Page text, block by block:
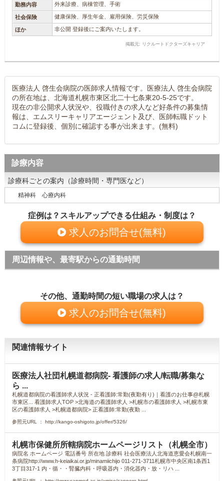
勤務内容 外来診療、病棟管理、手術
社会保険 健康保険、厚生年金、雇用保険、労災保険
ほか 非公開 登録後にご案内いたします。
掲載元: リクルートドクターズキャリア
医療法人 啓生会病院の医師求人情報です。医療法人 啓生会病院
の所在地は、北海道札幌市東区北二十七条東20-5-25です。
現在の非公開求人状況や、役職付きの求人など好条件の募集情
報は、エムスリーキャリアエージェント及び、医師転職ドット
コムに登録後、個別に確認する事が出来ます。(無料)
診療内容
診療科ごとの案内（診療時間・専門医など）
精神科 心療内科
症例は？スキルアップできる仕組み・制度は？
求人のお問合せ(無料)
周辺情報や、最寄駅からの通勤時間
その他、通勤時間の短い職場の求人は？
求人のお問合せ(無料)
関連情報サイト
医療法人社団札幌道都病院- 看護師の求人/転職/募集な
ら ...
札幌道都病院の看護師求人状況 - 正看護師:常勤(夜勤有り)｜看護のお仕事@札幌
市東区... 看護師求人TOP >北海道の看護師求人 >札幌市の看護師求人 >札幌市東
区の看護師求人 >札幌道都病院> 正看護師:常勤(夜勤 ...
参照元URL ： http://kango-oshigoto.jp/offer/5326/
札幌市保健所所轄病院ホームページリスト（札幌全市）
病院名 ホームページ 電話番号 所在地 診療科 社会医療法人北海道恵愛会札幌南一
条病院http://www.h-keiaikai.or.jp/minamiichijo 011-271-3711札幌市中央区南1条西1
3丁目317-1 内・循・・腎臓内科・呼吸器内・消化器内・放・リハ ...